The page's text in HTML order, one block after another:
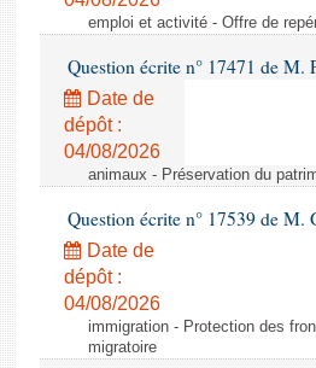
emploi et activité - Offre de
Question écrite n° 17471 de M.
Date de
dépôt :
04/08/2026
animaux - Préservation du
Question écrite n° 17539 de M.
Date de
dépôt :
04/08/2026
immigration - Protection des
migratoire